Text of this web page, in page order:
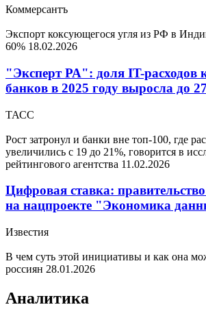
Коммерсантъ
Экспорт коксующегося угля из РФ в
60% 18.02.2026
"Эксперт РА": доля IT-расходов
банков в 2025 году выросла до
ТАСС
Рост затронул и банки вне топ-100, где
увеличились с 19 до 21%, говорится в
рейтингового агентства 11.02.2026
Цифровая ставка: правительство
на нацпроекте "Экономика
Известия
В чем суть этой инициативы и как она
россиян 28.01.2026
Аналитика